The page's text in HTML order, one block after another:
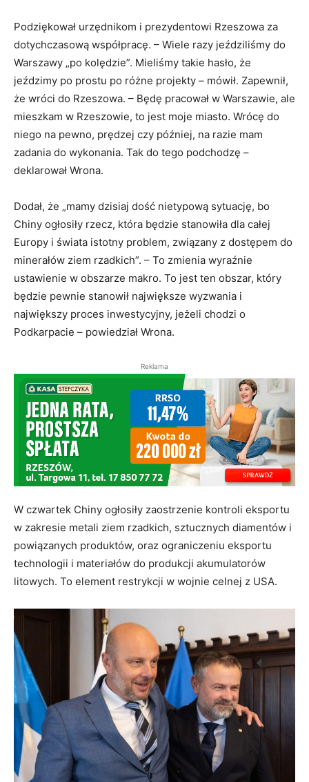
Podziękował urzędnikom i prezydentowi Rzeszowa za
dotychczasową współpracę. – Wiele razy jeździliśmy do
Warszawy „po kolędzie”. Mieliśmy takie hasło, że
jeździmy po prostu po różne projekty – mówił. Zapewnił,
że wróci do Rzeszowa. – Będę pracował w Warszawie, ale
mieszkam w Rzeszowie, to jest moje miasto. Wrócę do
niego na pewno, prędzej czy później, na razie mam
zadania do wykonania. Tak do tego podchodzę –
deklarował Wrona.
Dodał, że „mamy dzisiaj dość nietypową sytuację, bo
Chiny ogłosiły rzecz, która będzie stanowiła dla całej
Europy i świata istotny problem, związany z dostępem do
minerałów ziem rzadkich”. – To zmienia wyraźnie
ustawienie w obszarze makro. To jest ten obszar, który
będzie pewnie stanowił największe wyzwania i
największy proces inwestycyjny, jeżeli chodzi o
Podkarpacie – powiedział Wrona.
Reklama
W czwartek Chiny ogłosiły zaostrzenie kontroli eksportu
w zakresie metali ziem rzadkich, sztucznych diamentów i
powiązanych produktów, oraz ograniczeniu eksportu
technologii i materiałów do produkcji akumulatorów
litowych. To element restrykcji w wojnie celnej z USA.